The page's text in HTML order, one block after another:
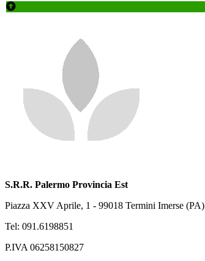
S.R.R. Palermo Provincia Est
Piazza XXV Aprile, 1 - 99018 Termini Imerse (PA)
Tel: 091.6198851
P.IVA 06258150827